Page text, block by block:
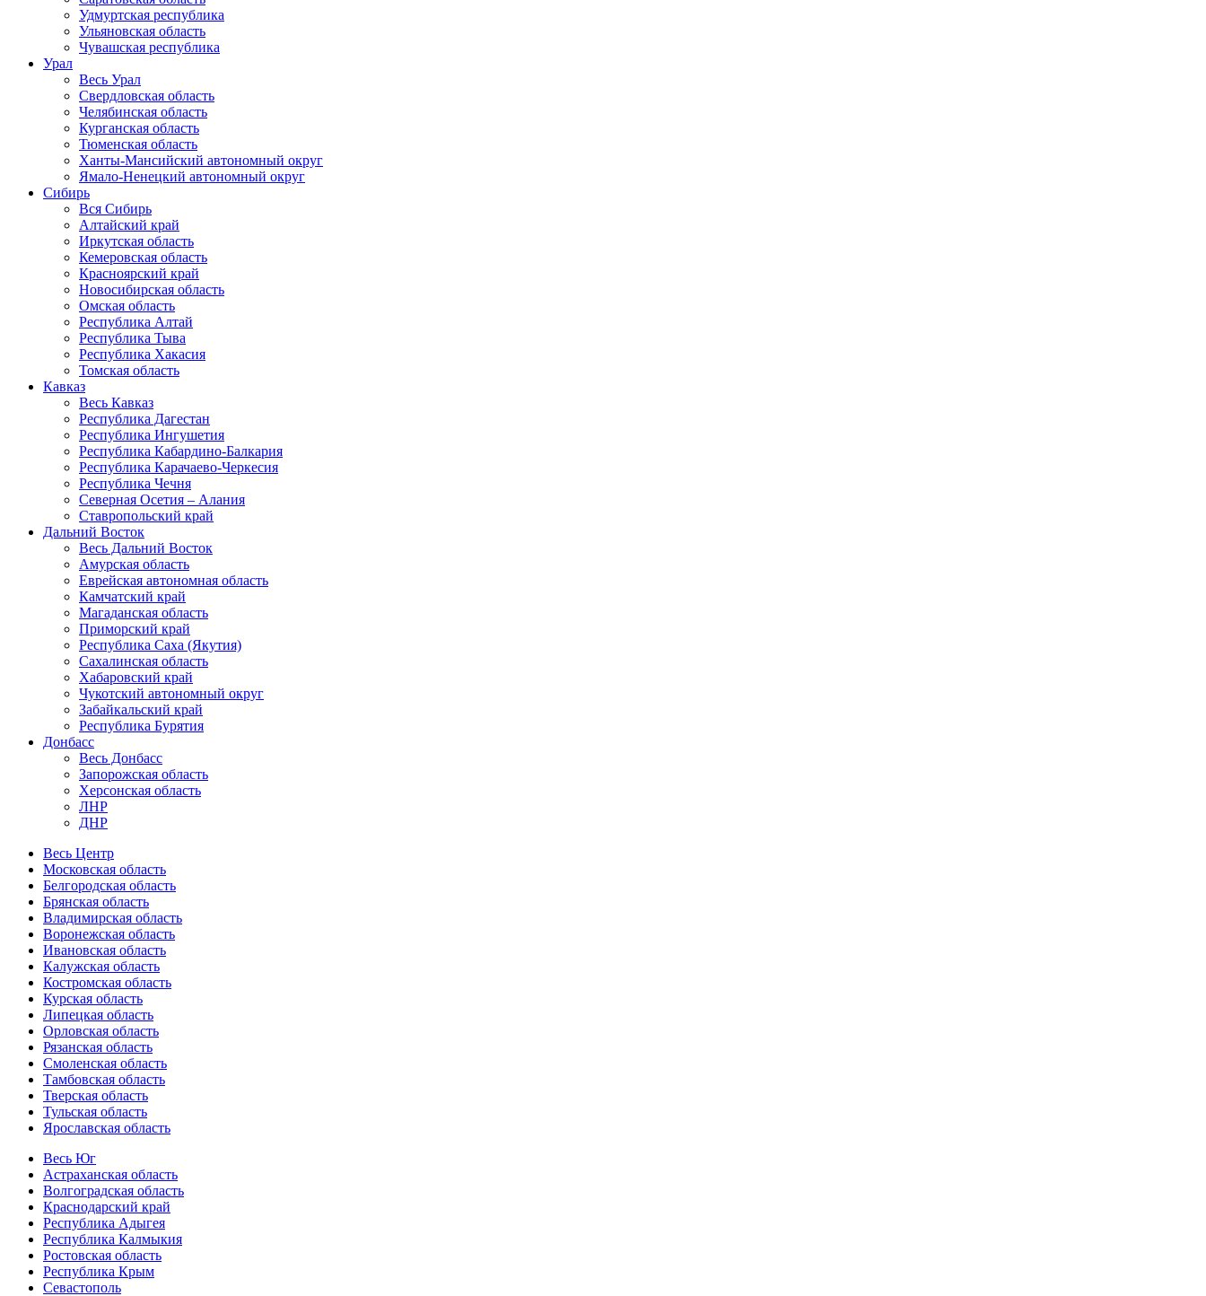
Удмуртская республика
Ульяновская область
Чувашская республика
Урал
Весь Урал
Свердловская область
Челябинская область
Курганская область
Тюменская область
Ханты-Мансийский автономный округ
Ямало-Ненецкий автономный округ
Сибирь
Вся Сибирь
Алтайский край
Иркутская область
Кемеровская область
Красноярский край
Новосибирская область
Омская область
Республика Алтай
Республика Тыва
Республика Хакасия
Томская область
Кавказ
Весь Кавказ
Республика Дагестан
Республика Ингушетия
Республика Кабардино-Балкария
Республика Карачаево-Черкесия
Республика Чечня
Северная Осетия – Алания
Ставропольский край
Дальний Восток
Весь Дальний Восток
Амурская область
Еврейская автономная область
Камчатский край
Магаданская область
Приморский край
Республика Саха (Якутия)
Сахалинская область
Хабаровский край
Чукотский автономный округ
Забайкальский край
Республика Бурятия
Донбасс
Весь Донбасс
Запорожская область
Херсонская область
ЛНР
ДНР
Весь Центр
Московская область
Белгородская область
Брянская область
Владимирская область
Воронежская область
Ивановская область
Калужская область
Костромская область
Курская область
Липецкая область
Орловская область
Рязанская область
Смоленская область
Тамбовская область
Тверская область
Тульская область
Ярославская область
Весь Юг
Астраханская область
Волгоградская область
Краснодарский край
Республика Адыгея
Республика Калмыкия
Ростовская область
Республика Крым
Севастополь